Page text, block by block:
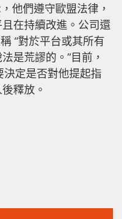
他們遵守歐盟法律，
在持續改進。公司還
“對於平台或其所有
是荒謬的。”目前，
定是否對他提起指
釋放。